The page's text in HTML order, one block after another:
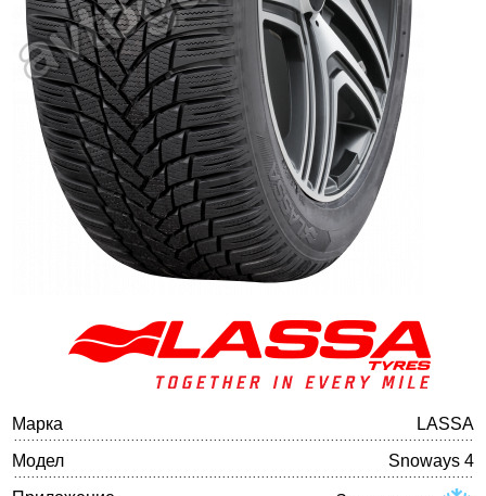
Баланс на автомобилните гуми
Марка
LASSA
Модел
Snoways 4